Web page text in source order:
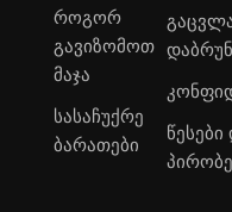
როგორ
გავიზომოთ
მაჯა
სასაჩუქრე
ბარათები
წესები